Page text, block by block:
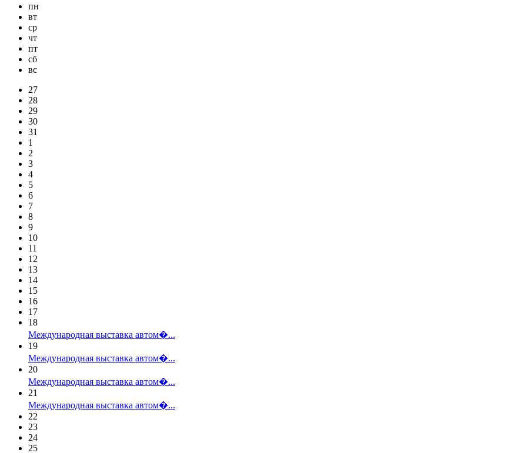
пн
вт
ср
чт
пт
сб
вс
27
28
29
30
31
1
2
3
4
5
6
7
8
9
10
11
12
13
14
15
16
17
18
Международная выставка автом�...
19
Международная выставка автом�...
20
Международная выставка автом�...
21
Международная выставка автом�...
22
23
24
25